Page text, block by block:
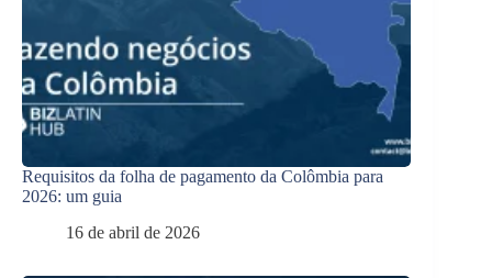
Requisitos da folha de pagamento da Colômbia para
2026: um guia
16 de abril de 2026